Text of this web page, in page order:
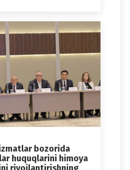
bozorida
huquqlarini himoya